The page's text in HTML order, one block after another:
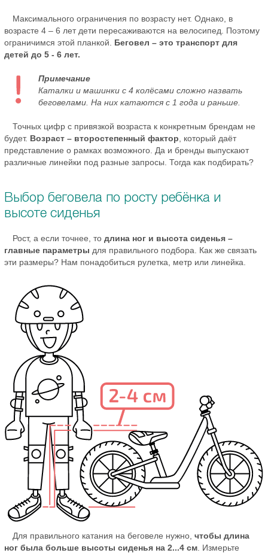
Максимального ограничения по возрасту нет. Однако, в
возрасте 4 – 6 лет дети пересаживаются на велосипед. Поэтому
ограничимся этой планкой. Беговел – это транспорт для
детей до 5 - 6 лет.
Примечание
Каталки и машинки с 4 колёсами сложно назвать
беговелами. На них катаются с 1 года и раньше.
Точных цифр с привязкой возраста к конкретным брендам не
будет. Возраст – второстепенный фактор, который даёт
представление о рамках возможного. Да и бренды выпускают
различные линейки под разные запросы. Тогда как подбирать?
Выбор беговела по росту ребёнка и
высоте сиденья
Рост, а если точнее, то длина ног и высота сиденья –
главные параметры для правильного подбора. Как же связать
эти размеры? Нам понадобиться рулетка, метр или линейка.
Для правильного катания на беговеле нужно, чтобы длина
ног была больше высоты сиденья на 2...4 см . Измерьте